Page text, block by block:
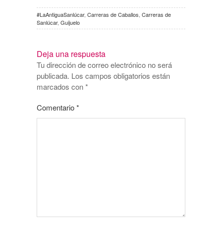
#LaAntiguaSanlúcar, Carreras de Caballos Carreras de
Sanlúcar, Guijuelo
Deja una respuesta
Tu dirección de correo electrónico no será
publicada. Los campos obligatorios están
marcados con*
Comentario*